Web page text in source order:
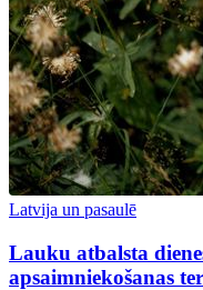
Latvija un pasaulē
Lauku atbalsta
apsaimniekošanas